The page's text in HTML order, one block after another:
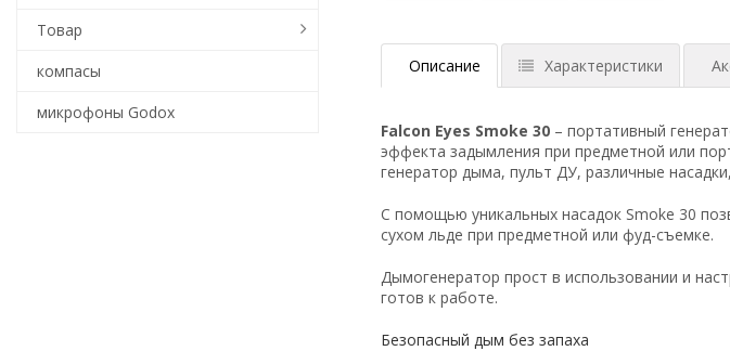
Описание Характеристики
Falcon Eyes Smoke 30 – портативный
эффекта задымления при предметной или
генератор дыма, пульт ДУ, различные
С помощью уникальных насадок Smoke 30
сухом льде при предметной или фуд-съемке.
Дымогенератор прост в использовании и
готов к работе.
Безопасный дым без запаха
Товар
компасы
микрофоны Godox